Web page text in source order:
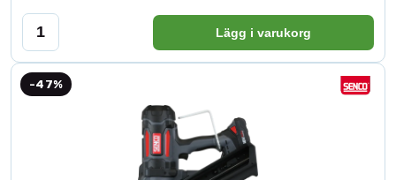
Lägg i varukorg
-47%